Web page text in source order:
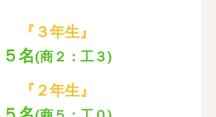
『３年生』
５名(商２：工３)
『２年生』